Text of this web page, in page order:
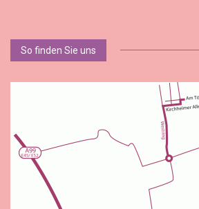
So finden Sie uns